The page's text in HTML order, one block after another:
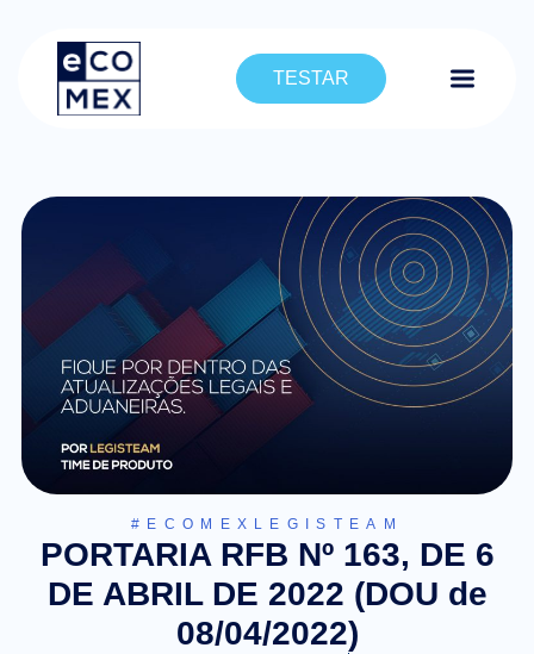
TESTAR
#ECOMEXLEGISTEAM
PORTARIA RFB Nº 163, DE 6
DE ABRIL DE 2022 (DOU de
08/04/2022)